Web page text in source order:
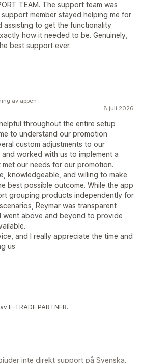
TEAM. The support team was
member stayed helping me for
assisting to get the functionality
how it needed to be. Genuinely,
best support ever.
8 juli 2026
throughout the entire setup
to understand our promotion
custom adjustments to our
worked with us to implement a
our needs for our promotion.
knowledgeable, and willing to make
best possible outcome. While the app
grouping products independently for
Reymar was transparent
went above and beyond to provide
and I really appreciate the time and
us
av appen
E-TRADE PARTNER.
inte direkt support på Svenska.